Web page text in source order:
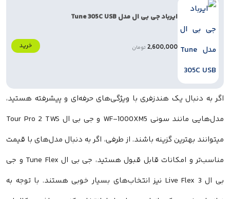
ایرباد جی بی ال مدل Tune 305C USB
2,600,000 تومان خرید
اگر به دنبال یک هندزفری با ویژگی‌های حرفه‌ای و پیشرفته هستید،
مدل‌هایی مانند سونی WF-1000XM5 و جی بی ال Tour Pro 2 TWS
میتوانند بهترین گزینه باشند. از طرفی، اگر به دنبال مدل‌های با قیمت
مناسب‌تر و امکانات قابل قبول هستید، جی بی ال Tune Flex و جی
بی ال Live Flex 3 نیز انتخاب‌های بسیار خوبی هستند. با توجه به